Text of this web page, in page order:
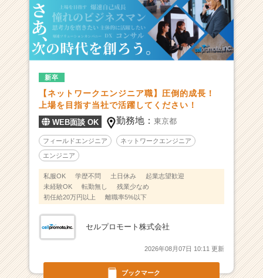
ベ
ン
チ
ャ
ー・
企
業
か
ら
ス
ト
が
届
就
イ
ブックマーク
新卒
【ネットワークエンジニア職】圧倒的成長！
上場を目指す当社で活躍してください！
WEB面談 OK 勤務地：東京都
フィールドエンジニア ネットワークエンジニア
エンジニア
私服OK 学歴不問 土日休み
起業志望歓迎
未経験OK
転勤無し
残業少なめ
初任給20万円以上
離職率5%以下
セルプロモート株式会社
2026年08月07日 10:11 更新